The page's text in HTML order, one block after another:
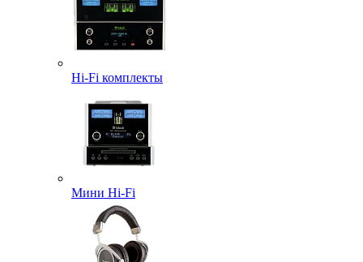
Hi-Fi комплекты
Мини Hi-Fi